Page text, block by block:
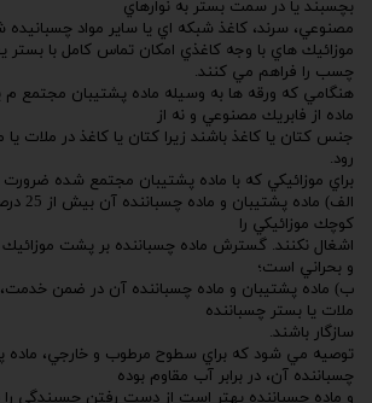
بچسبند يا در سمت بستر به نوارهاي
مصنوعي، سرند، كاغذ شبكه اي يا ساير مواد چسبانيده
موزائيك هاي با وجه كاغذي امكان تماس كامل با بستر
چسب را فراهم مي كنند.
هنگامي كه ورقه ها به وسيله ماده پشتيبان مجتمع
ماده از فابريك مصنوعي و نه از
جنس كتان يا كاغذ باشند زيرا كتان يا كاغذ در ملات
رود.
براي موزائيكي كه با ماده پشتيبان مجتمع شده ضرورت
الف)
كوچك موزائيكي را
اشغال نكنند. گسترش ماده چسباننده بر پشت
و بحراني است؛
ب) ماده پشتيبان و ماده چسباننده آن در ضمن خدمت،
ملات يا بستر چسباننده
سازگار باشند.
توصيه مي شود كه براي سطوح مرطوب و خارجي، ماده
چسباننده آن، در برابر آب مقاوم بوده
و ماده چسباننده بهتر است از دست رفتن چسبندگي